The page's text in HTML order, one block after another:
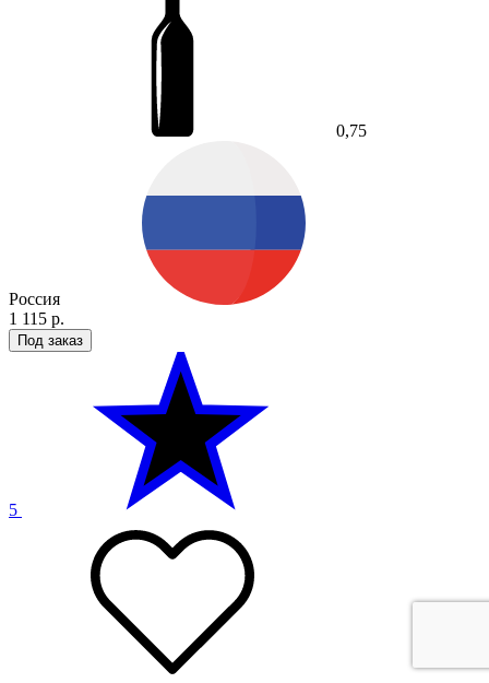
0,75
Россия
1 115 р.
Под заказ
5